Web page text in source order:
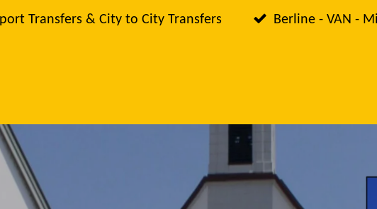
Transfers & City to City Transfers Berline - VAN -